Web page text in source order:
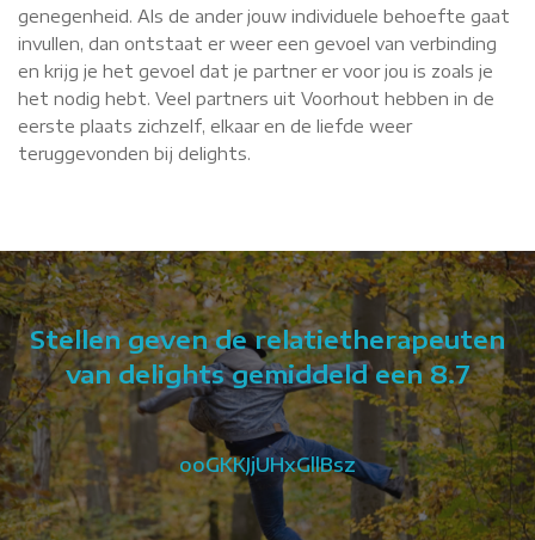
genegenheid. Als de ander jouw individuele behoefte gaat
invullen, dan ontstaat er weer een gevoel van verbinding
en krijg je het gevoel dat je partner er voor jou is zoals je
het nodig hebt. Veel partners uit Voorhout hebben in de
eerste plaats zichzelf, elkaar en de liefde weer
teruggevonden bij delights.
Stellen geven de relatietherapeuten
van delights gemiddeld een 8.7
ooGKKJjUHxGllBsz